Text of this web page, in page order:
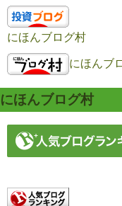
にほんブログ村
にほんブ
にほんブログ村